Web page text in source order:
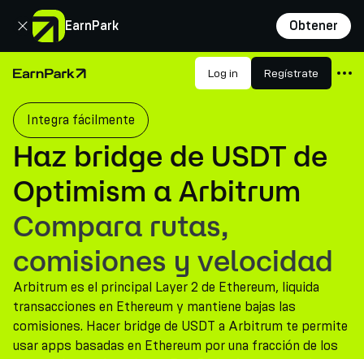
EarnPark Obtener
Cerrar
Página de inicio Log in Regístrate
Productos
Mercados
Calculadoras
PARK Token
Recursos
Compañía
Integra fácilmente
Haz bridge de USDT de
Optimism a Arbitrum
Compara rutas,
comisiones y velocidad
Arbitrum es el principal Layer 2 de Ethereum, liquida
transacciones en Ethereum y mantiene bajas las
comisiones. Hacer bridge de USDT a Arbitrum te permite
usar apps basadas en Ethereum por una fracción de los